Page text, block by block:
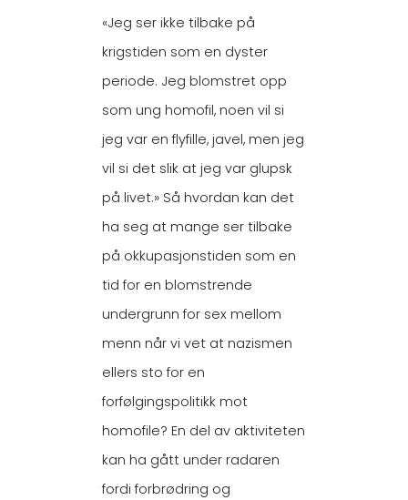
«Jeg ser ikke tilbake på
krigstiden som en dyster
periode. Jeg blomstret opp
som ung homofil, noen vil si
jeg var en flyfille, javel, men jeg
vil si det slik at jeg var glupsk
på livet.» Så hvordan kan det
ha seg at mange ser tilbake
på okkupasjonstiden som en
tid for en blomstrende
undergrunn for sex mellom
menn når vi vet at nazismen
ellers sto for en
forfølgingspolitikk mot
homofile? En del av aktiviteten
kan ha gått under radaren
fordi forbrødring og